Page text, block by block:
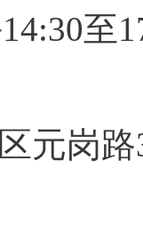
至
元岗